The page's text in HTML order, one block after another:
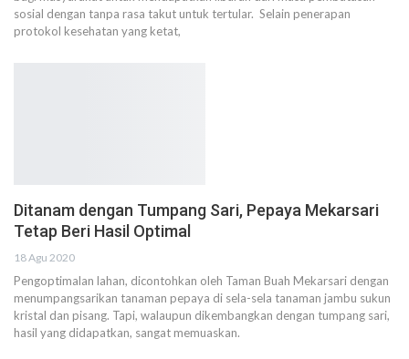
sosial dengan tanpa rasa takut untuk tertular. Selain penerapan
protokol kesehatan yang ketat,
Ditanam dengan Tumpang Sari, Pepaya Mekarsari
Tetap Beri Hasil Optimal
18 Agu 2020
Pengoptimalan lahan, dicontohkan oleh Taman Buah Mekarsari dengan
menumpangsarikan tanaman pepaya di sela-sela tanaman jambu sukun
kristal dan pisang. Tapi, walaupun dikembangkan dengan tumpang sari,
hasil yang didapatkan, sangat memuaskan.